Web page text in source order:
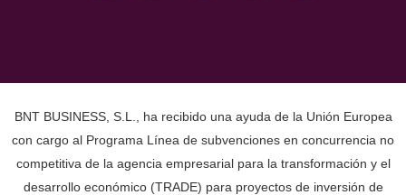
BNT BUSINESS, S.L., ha recibido una ayuda de la Unión Europea
con cargo al Programa Línea de subvenciones en concurrencia no
competitiva de la agencia empresarial para la transformación y el
desarrollo económico (TRADE) para proyectos de inversión de